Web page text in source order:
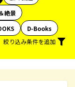
絶景
D-Books
絞り込み条件を追加